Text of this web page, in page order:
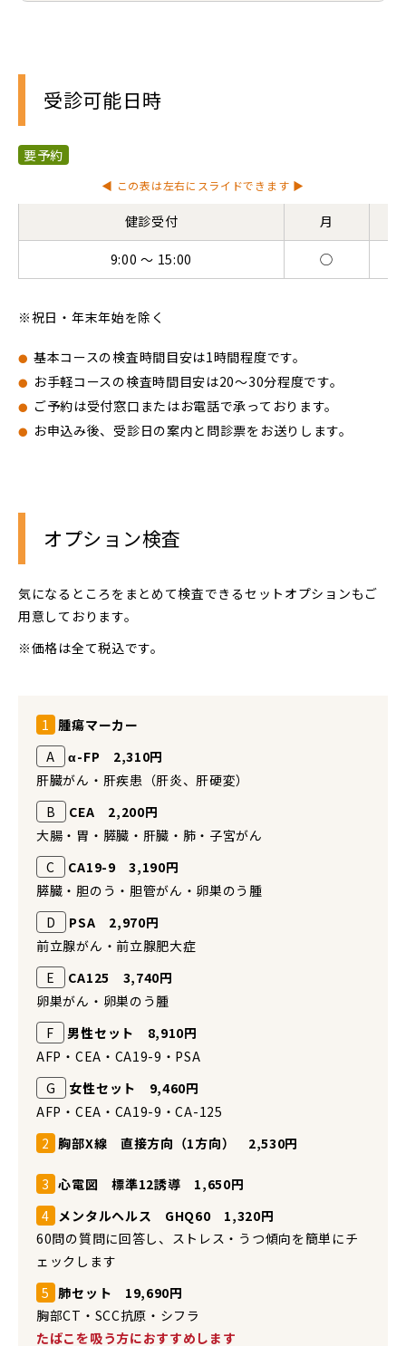
受診可能日時
要予約
◀ この表は左右にスライドできます ▶
健診受付 月
9:00 ～ 15:00 ◯
祝日・年末年始を除く
基本コースの検査時間目安は1時間程度です。
お手軽コースの検査時間目安は20～30分程度です。
ご予約は受付窓口またはお電話で承っております。
お申込み後、受診日の案内と問診票をお送りします。
オプション検査
気になるところをまとめて検査できるセットオプションもご
用意しております。
価格は全て税込です。
1 腫瘍マーカー
A
α-FP 2,310円
肝臓がん・肝疾患（肝炎、肝硬変）
B
CEA 2,200円
大腸・胃・膵臓・肝臓・肺・子宮がん
C
CA19-9 3,190円
膵臓・胆のう・胆管がん・卵巣のう腫
D
PSA 2,970円
前立腺がん・前立腺肥大症
E
CA125 3,740円
卵巣がん・卵巣のう腫
F
男性セット 8,910円
AFP・CEA・CA19-9・PSA
G
女性セット 9,460円
AFP・CEA・CA19-9・CA-125
2 胸部X線 直接方向（1方向） 2,530円
3 心電図 標準12誘導 1,650円
4 メンタルヘルス GHQ60 1,320円
60問の質問に回答し、ストレス・うつ傾向を簡単にチ
ェックします
5 肺セット 19,690円
胸部CT・SCC抗原・シフラ
たばこを吸う方におすすめします